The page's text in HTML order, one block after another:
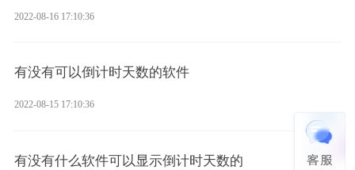
2022-08-16 17:10:36
有没有可以倒计时天数的软件
2022-08-15 17:10:36
有没有什么软件可以显示倒计时天数的